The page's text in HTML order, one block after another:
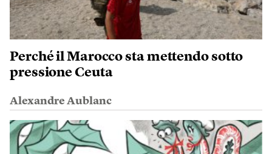
Perché il Marocco sta mettendo sotto
pressione Ceuta
Alexandre Aublanc